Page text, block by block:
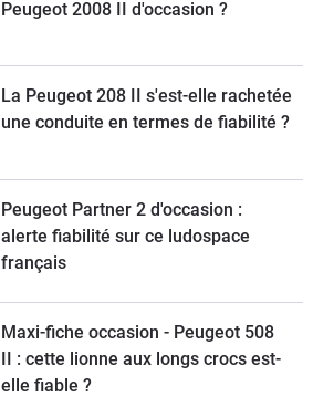
Peugeot 2008 II d'occasion ?
La Peugeot 208 II s'est-elle rachetée
une conduite en termes de fiabilité ?
Peugeot Partner 2 d'occasion :
alerte fiabilité sur ce ludospace
français
Maxi-fiche occasion - Peugeot 508
II : cette lionne aux longs crocs est-
elle fiable ?